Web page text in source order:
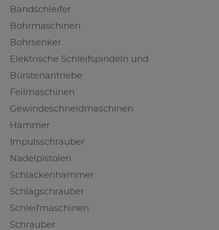
Bandschleifer
Bohrmaschinen
Bohrsenker
Elektrische Schleifspindeln und
Bürstenantriebe
Feilmaschinen
Gewindeschneidmaschinen
Hämmer
Impulsschrauber
Nadelpistolen
Schlackenhammer
Schlagschrauber
Schleifmaschinen
Schrauber